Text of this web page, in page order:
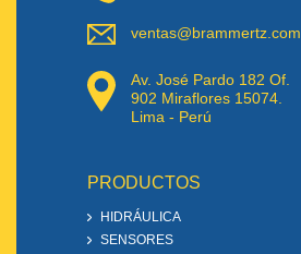
ventas@brammertz.com
Av. José Pardo 182 Of.
902 Miraflores 15074.
Lima - Perú
PRODUCTOS
HIDRÁULICA
SENSORES